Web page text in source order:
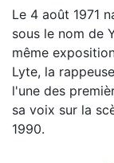
Le 4 août 1971
sous le nom de
même
Lyte, la
l'une des
sa voix sur la
1990.